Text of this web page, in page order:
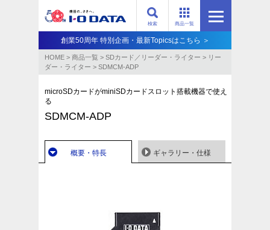
商品一覧
検索
創業50周年 特別企画・最新Topicsはこちら ＞
HOME > 商品一覧 > SDカード／リーダー・ライター > リー
ダー・ライター > SDMCM-ADP
microSDカードがminiSDカードスロット搭載機器で使え
る
SDMCM-ADP
概要・特長 ギャラリー・仕様